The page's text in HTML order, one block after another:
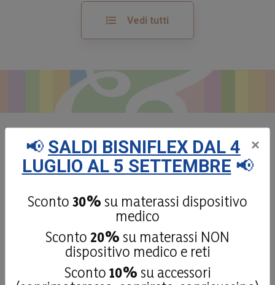
Vedi tutti
Dicono di noi:le recensioni
dei nostri clienti
4,9 /5
181
recensioni
×
📢 SALDI BISNIFLEX DAL 4
LUGLIO AL 5 SETTEMBRE 📢
Sconto 30% su materassi dispositivo
medico
Sconto 20% su materassi NON
dispositivo medico e reti
Sconto 10% su accessori